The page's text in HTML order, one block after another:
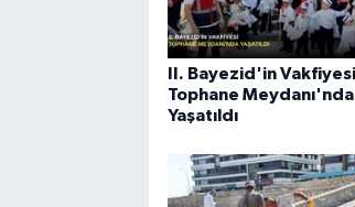
II. Bayezid'in Vakfiyesi
Tophane Meydanı'nda
Yaşatıldı